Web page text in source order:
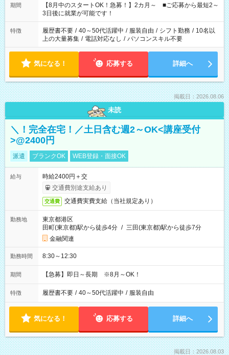
「できれば残業はしたくない」 など、ご希望を教えてください
ね。 ※Wワーク希望の方へ 今ご覧のお仕事で希望する勤務時間
と、もう1つのお仕事の勤務時間。 合計で週40時間を超える場
合は応募できません。
期間
【8月中のスタートOK！急募！】2カ月～ ■ご応募から最短2～
3日後に就業が可能です！
特徴 履歴書不要 / 40～50代活躍中 / 服装自由 / シフト勤務 / 10名以
上の大量募集 / 電話対応なし / パソコンスキル不要
気になる！ 応募する 詳細へ
掲載日：2026.08.06
未読
＼！完全在宅！／土日含む週2～OK<講座受付
>@2400円
派遣 ブランクOK WEB登録・面接OK
給与
時給2400円＋交
交通費別途支給あり
交通費 交通費実費支給（当社規定あり）
勤務地
東京都港区
田町(東京都)駅から徒歩4分 / 三田(東京都)駅から徒歩7分
金融関連
勤務時間 8:30～12:30
期間 【急募】即日～長期 ※8月～OK！
特徴 履歴書不要 / 40～50代活躍中 / 服装自由
気になる！ 応募する 詳細へ
掲載日：2026.08.03